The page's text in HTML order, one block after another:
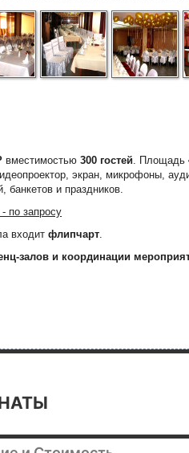
вместимостью 300 гостей . Площадь
экран, микрофоны,
банкетов и праздников.
по запросу
входит флипчарт
залов и координации